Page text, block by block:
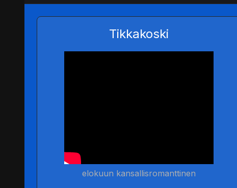
Tikkakoski
elokuun kansallisromanttinen